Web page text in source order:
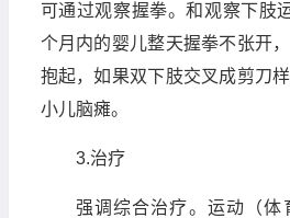
可通过观察握拳。和观察下肢
个月内的婴儿整天握拳不张开
抱起，如果双下肢交叉成剪刀
小儿脑瘫。
3.治疗
强调综合治疗。运动（体